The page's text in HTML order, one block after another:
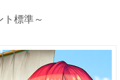
ト標準～